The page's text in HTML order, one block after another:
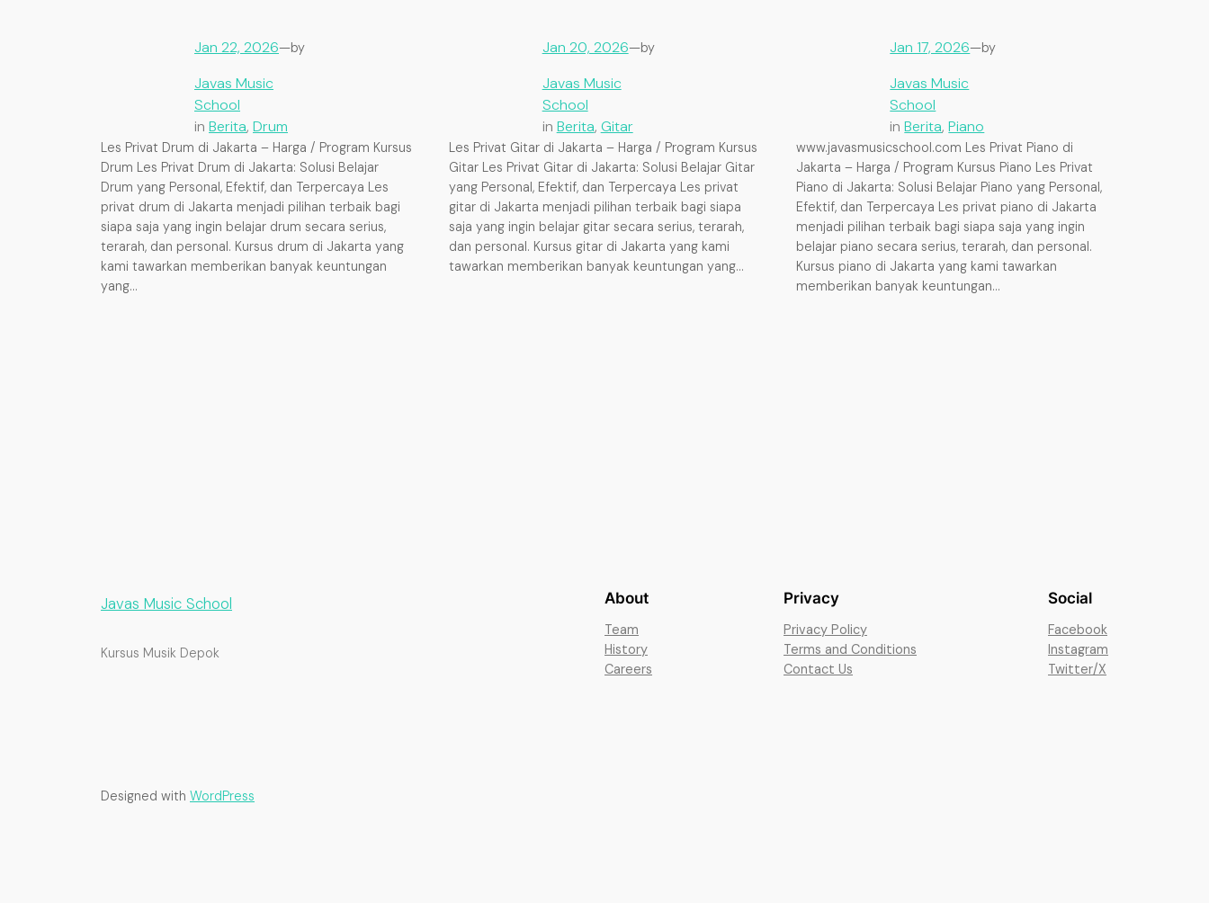
Jan 22, 2026—by
Javas Music
School
in Berita, Drum
Les Privat Drum di Jakarta – Harga / Program Kursus
Drum Les Privat Drum di Jakarta: Solusi Belajar
Drum yang Personal, Efektif, dan Terpercaya Les
privat drum di Jakarta menjadi pilihan terbaik bagi
siapa saja yang ingin belajar drum secara serius,
terarah, dan personal. Kursus drum di Jakarta yang
kami tawarkan memberikan banyak keuntungan
yang…
Jan 20, 2026—by
Javas Music
School
in Berita, Gitar
Les Privat Gitar di Jakarta – Harga / Program Kursus
Gitar Les Privat Gitar di Jakarta: Solusi Belajar Gitar
yang Personal, Efektif, dan Terpercaya Les privat
gitar di Jakarta menjadi pilihan terbaik bagi siapa
saja yang ingin belajar gitar secara serius, terarah,
dan personal. Kursus gitar di Jakarta yang kami
tawarkan memberikan banyak keuntungan yang…
Jan 17, 2026—by
Javas Music
School
inBerita, Piano
www.javasmusicschool.com Les Privat Piano di
Jakarta – Harga / Program Kursus Piano Les Privat
Piano di Jakarta: Solusi Belajar Piano yang Personal,
Efektif, dan Terpercaya Les privat piano di Jakarta
menjadi pilihan terbaik bagi siapa saja yang ingin
belajar piano secara serius, terarah, dan personal.
Kursus piano di Jakarta yang kami tawarkan
memberikan banyak keuntungan…
Javas Music School
Kursus Musik Depok
About
Team
History
Careers
Privacy
Privacy Policy
Terms and Conditions
Contact Us
Social
Facebook
Instagram
Twitter/X
Designed with WordPress